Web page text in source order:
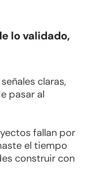
lo validado,
claras,
pasar al
fallan por
el tiempo
construir con